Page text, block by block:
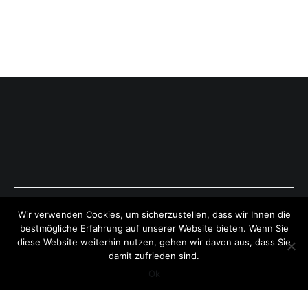
Copyright © 2026ExpressAntworten.com . All rights reserved.
Theme:Cenote by ThemeGrill. Powered byWordPress .
Wir verwenden Cookies, um sicherzustellen, dass wir Ihnen die
bestmögliche Erfahrung auf unserer Website bieten. Wenn Sie
diese Website weiterhin nutzen, gehen wir davon aus, dass Sie
damit zufrieden sind.
Ok